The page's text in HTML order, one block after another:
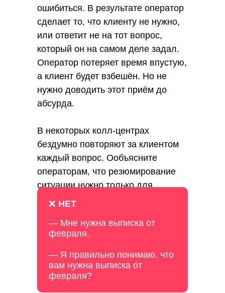
ошибиться. В результате оператор
сделает то, что клиенту не нужно,
или ответит не на тот вопрос,
который он на самом деле задал.
Оператор потеряет время впустую,
а клиент будет взбешён. Но не
нужно доводить этот приём до
абсурда.
В некоторых колл-центрах
бездумно повторяют за клиентом
каждый вопрос. Ообъясните
операторам, что резюмирование
ситуации нужно только для
проверки и только в тех случаях,
или сомневается в своих выводах.
— Мне нужна выписка от
февраля.
— Я правильно понимаю, что
вам нужна выписка от
февраля?
❌ НЕТ